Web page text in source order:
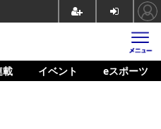
載 イベント eスポーツ